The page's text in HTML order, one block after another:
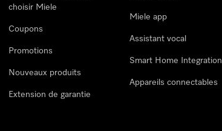
choisir Miele
Coupons
Promotions
Nouveaux produits
Extension de garantie
Miele app
Assistant vocal
Smart Home Integration
Appareils connectables